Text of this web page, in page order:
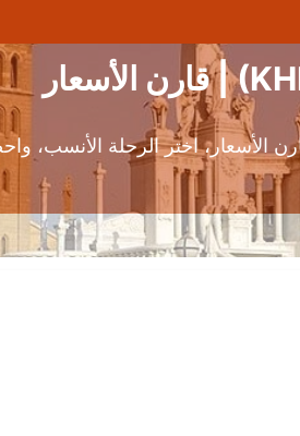
اختر الرحلة الأنسب،